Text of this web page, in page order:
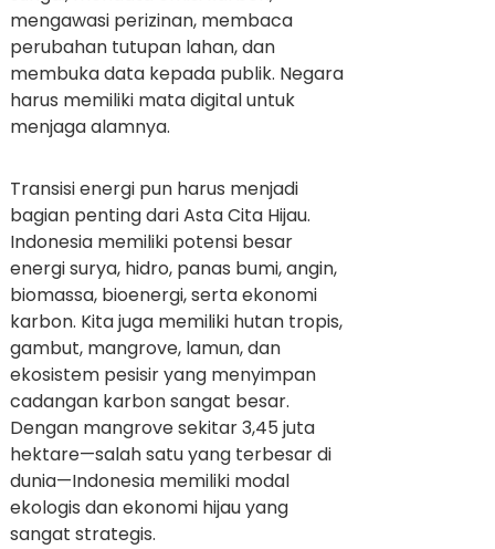
mengawasi perizinan, membaca
perubahan tutupan lahan, dan
membuka data kepada publik. Negara
harus memiliki mata digital untuk
menjaga alamnya.
Transisi energi pun harus menjadi
bagian penting dari Asta Cita Hijau.
Indonesia memiliki potensi besar
energi surya, hidro, panas bumi, angin,
biomassa, bioenergi, serta ekonomi
karbon. Kita juga memiliki hutan tropis,
gambut, mangrove, lamun, dan
ekosistem pesisir yang menyimpan
cadangan karbon sangat besar.
Dengan mangrove sekitar 3,45 juta
hektare—salah satu yang terbesar di
dunia—Indonesia memiliki modal
ekologis dan ekonomi hijau yang
sangat strategis.